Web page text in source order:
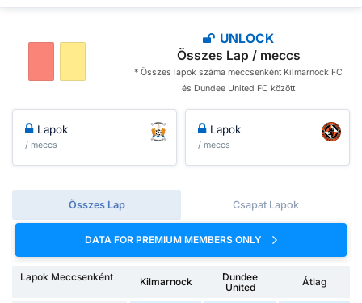
UNLOCK
Összes Lap / meccs
* Összes lapok száma meccsenként Kilmarnock FC
és Dundee United FC között
Lapok
/ meccs
Lapok
/ meccs
Összes Lap Csapat Lapok
DATA FOR PREMIUM MEMBERS ONLY
Lapok Meccsenként Kilmarnock
Dundee
United
Átlag